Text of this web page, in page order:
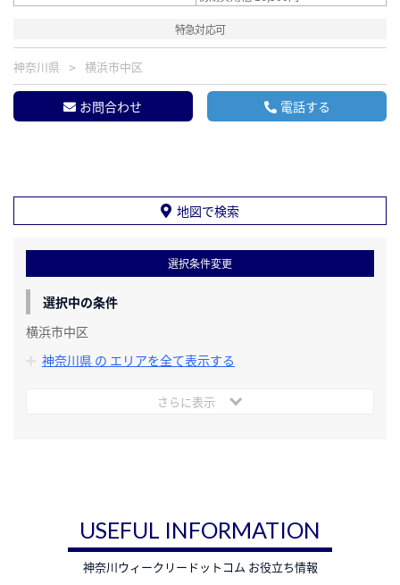
特急対応可
神奈川県 横浜市中区
お問合わせ 電話する
地図で検索
選択条件変更
選択中の条件
横浜市中区
神奈川県 の エリアを全て表示する
さらに表示
USEFUL INFORMATION
神奈川ウィークリードットコム お役立ち情報